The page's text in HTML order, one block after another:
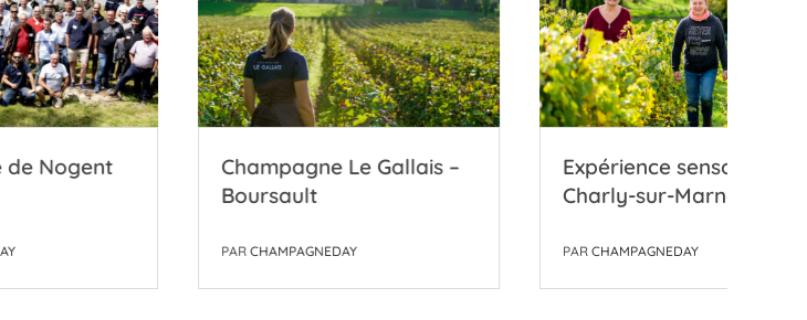
Champagne Le Gallais –
CHAMPAGNEDAY
Expérience sensorielle –
Charly-sur-Marne
CHAMPAGNEDAY